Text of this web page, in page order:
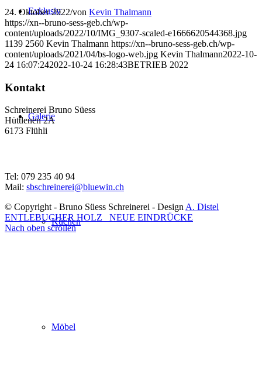
Exklusiv
Galerie
Küchen
Möbel
24. Oktober 2022/von Kevin Thalmann
https://xn--bruno-sess-geb.ch/wp-
content/uploads/2022/10/IMG_9307-scaled-e1666620544368.jpg
1139 2560 Kevin Thalmann https://xn--bruno-sess-geb.ch/wp-
content/uploads/2021/04/bs-logo-web.jpg Kevin Thalmann2022-10-
24 16:07:242022-10-24 16:28:43BETRIEB 2022
Kontakt
Schreinerei Bruno Süess
Hüttlenen 2A
6173 Flühli
Tel: 079 235 40 94
Mail: sbschreinerei@bluewin.ch
© Copyright - Bruno Süess Schreinerei - Design A. Distel
ENTLEBUCHER HOLZ
NEUE EINDRÜCKE
Nach oben scrollen